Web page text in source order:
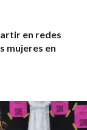
en redes
mujeres en